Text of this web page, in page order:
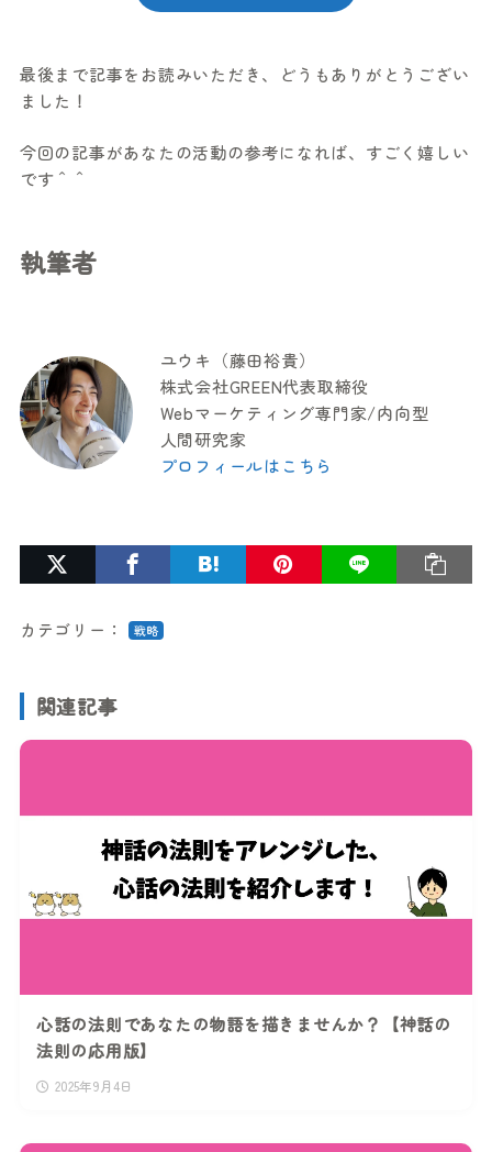
最後まで記事をお読みいただき、どうもありがとうござい
ました！
今回の記事があなたの活動の参考になれば、すごく嬉しい
です＾＾
執筆者
ユウキ（藤田裕貴）
株式会社GREEN代表取締役
Webマーケティング専門家/内向型
人間研究家
プロフィールはこちら
カテゴリー： 戦略
関連記事
心話の法則であなたの物語を描きませんか？【神話の
法則の応用版】
2025年9月4日